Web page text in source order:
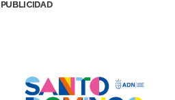
PUBLICIDAD